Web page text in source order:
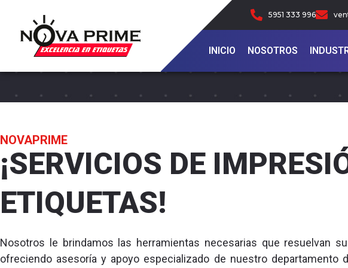
contenido
5951 333 996
INICIO NOSOTROS
NOVAPRIME
¡SERVICIOS DE
ETIQUETAS!
Nosotros le brindamos las herramientas necesarias que resuelvan
ofreciendo asesoría y apoyo especializado de nuestro departamento